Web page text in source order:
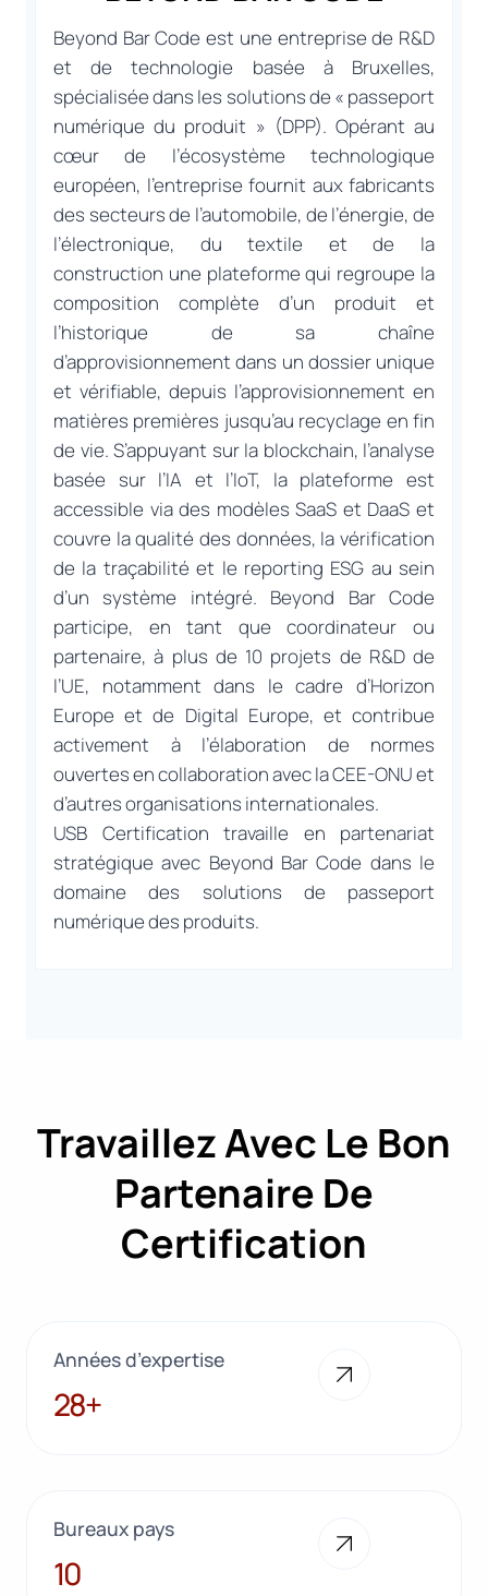
Beyond Bar Code est une entreprise de R&D
et de technologie basée à Bruxelles,
spécialisée dans les solutions de « passeport
numérique du produit » (DPP). Opérant au
cœur de l’écosystème technologique
européen, l’entreprise fournit aux fabricants
des secteurs de l’automobile, de l’énergie, de
l’électronique, du textile et de la
construction une plateforme qui regroupe la
composition complète d’un produit et
l’historique de sa chaîne
d’approvisionnement dans un dossier unique
et vérifiable, depuis l’approvisionnement en
matières premières jusqu’au recyclage en fin
de vie. S’appuyant sur la blockchain, l’analyse
basée sur l’IA et l’IoT, la plateforme est
accessible via des modèles SaaS et DaaS et
couvre la qualité des données, la vérification
de la traçabilité et le reporting ESG au sein
d’un système intégré. Beyond Bar Code
participe, en tant que coordinateur ou
partenaire, à plus de 10 projets de R&D de
l’UE, notamment dans le cadre d’Horizon
Europe et de Digital Europe, et contribue
activement à l’élaboration de normes
ouvertes en collaboration avec la CEE-ONU et
d’autres organisations internationales.
USB Certification travaille en partenariat
stratégique avec Beyond Bar Code dans le
domaine des solutions de passeport
numérique des produits.
Travaillez Avec Le Bon
Partenaire De
Certification
Années d’expertise
28+
28+
Bureaux pays
10
10